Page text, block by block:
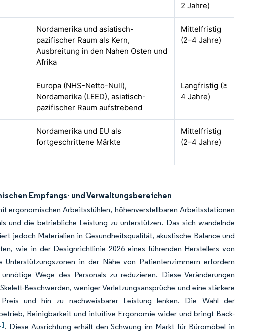
2 Jahre)
Nordamerika und asiatisch-
pazifischer Raum als Kern,
Ausbreitung in den Nahen Osten und
Afrika
Mittelfristig
(2–4 Jahre)
Europa (NHS-Netto-Null),
Nordamerika (LEED), asiatisch-
pazifischer Raum aufstrebend
Langfristig (≥
4 Jahre)
Nordamerika und EU als
fortgeschrittene Märkte
Mittelfristig
(2–4 Jahre)
Empfangs- und Verwaltungsbereichen
ergonomischen Arbeitsstühlen, höhenverstellbaren Arbeitsstationen
und die betriebliche Leistung zu unterstützen. Das sich wandelnde
jedoch Materialien in Gesundheitsqualität, akustische Balance und
wie in der Designrichtlinie 2026 eines führenden Herstellers von
in der Nähe von Patientenzimmern erfordern
Wege des Personals zu reduzieren. Diese Veränderungen
Beschwerden, weniger Verletzungsansprüche und eine stärkere
und hin zu nachweisbarer Leistung lenken. Die Wahl der
Reinigbarkeit und intuitive Ergonomie wider und bringt Back-
. Diese Ausrichtung erhält den Schwung im Markt für Büromöbel in